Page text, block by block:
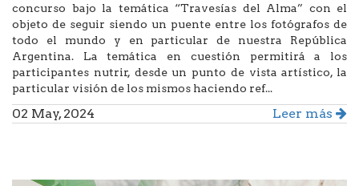
concurso bajo la temática “Travesías del Alma” con el
objeto de seguir siendo un puente entre los fotógrafos de
todo el mundo y en particular de nuestra República
Argentina. La temática en cuestión permitirá a los
participantes nutrir, desde un punto de vista artístico, la
particular visión de los mismos haciendo ref...
02 May, 2024 Leer más